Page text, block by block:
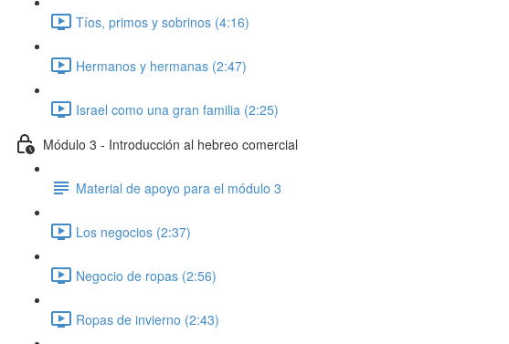
Tíos, primos y sobrinos (4:16)
Hermanos y hermanas (2:47)
Israel como una gran familia (2:25)
Módulo 3 - Introducción al hebreo comercial
Material de apoyo para el módulo 3
Los negocios (2:37)
Negocio de ropas (2:56)
Ropas de invierno (2:43)